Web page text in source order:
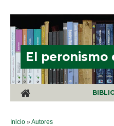
El peronismo
SE ENCUENTRA USTED AQUÍ
Inicio »Autores